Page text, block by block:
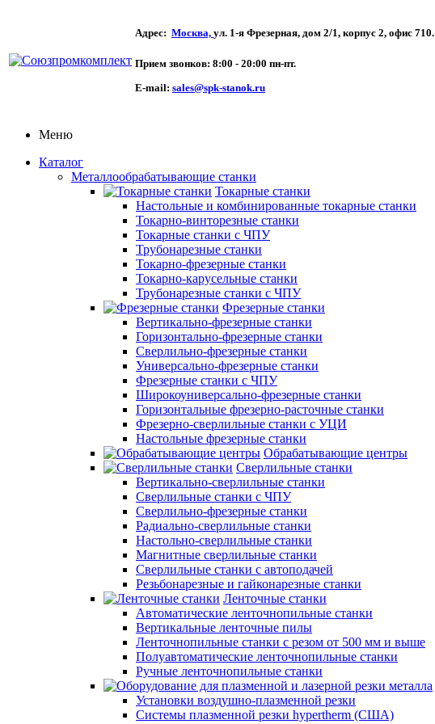
Адрес: Москва, ул. 1-я Фрезерная, дом 2/1, корпус 2, офис 710.
Прием звонков: 8:00 - 20:00 пн-пт.
E-mail: sales@spk-stanok.ru
Меню
Каталог
Металлообрабатывающие станки
Токарные станки
Настольные и комбинированные токарные станки
Токарно-винторезные станки
Токарные станки с ЧПУ
Трубонарезные станки
Токарно-фрезерные станки
Токарно-карусельные станки
Трубонарезные станки с ЧПУ
Фрезерные станки
Вертикально-фрезерные станки
Горизонтально-фрезерные станки
Сверлильно-фрезерные станки
Универсально-фрезерные станки
Фрезерные станки с ЧПУ
Широкоуниверсально-фрезерные станки
Горизонтальные фрезерно-расточные станки
Фрезерно-сверлильные станки с УЦИ
Настольные фрезерные станки
Обрабатывающие центры
Сверлильные станки
Вертикально-сверлильные станки
Сверлильные станки с ЧПУ
Сверлильно-фрезерные станки
Радиально-сверлильные станки
Настольно-сверлильные станки
Магнитные сверлильные станки
Сверлильные станки с автоподачей
Резьбонарезные и гайконарезные станки
Ленточные станки
Автоматические ленточнопильные станки
Вертикальные ленточные пилы
Ленточнопильные станки с резом от 500 мм и выше
Полуавтоматические ленточнопильные станки
Ручные ленточнопильные станки
Установки воздушно-плазменной резки
Системы плазменной резки hypertherm (США)